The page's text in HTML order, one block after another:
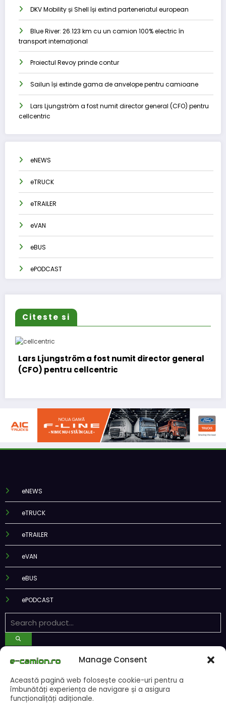
Manage Consent
Această pagină web folosește cookie-uri pentru a
îmbunătăți experiența de navigare și a asigura
funcționalițăți adiționale.
DKV Mobility și Shell își extind parteneriatul european
Blue River: 26.123 km cu un camion 100% electric în
transport internațional
Proiectul Revoy prinde contur
Sailun își extinde gama de anvelope pentru camioane
Lars Ljungström a fost numit director general (CFO) pentru
cellcentric
eNEWS
eTRUCK
eTRAILER
eVAN
eBUS
ePODCAST
Citeste si
director general
IVECO Strator se întoarce
eTRUCK
eTRAILER
eVAN
eBUS
ePODCAST
Recent Posts
Blue River: 26.123 km cu un camion 100% electric în transport
internațional
Proiectul Revoy prinde contur